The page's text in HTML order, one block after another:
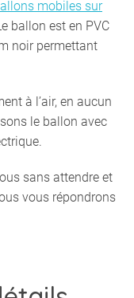
mobiles sur
ballon est en PVC
noir permettant
à l’air, en aucun
le ballon avec
sans attendre et
vous répondrons